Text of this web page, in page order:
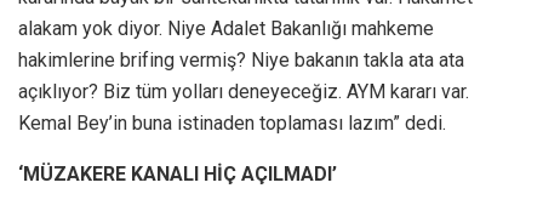
alakam yok diyor. Niye Adalet Bakanlığı mahkeme
hakimlerine brifing vermiş? Niye bakanın takla ata ata
açıklıyor? Biz tüm yolları deneyeceğiz. AYM kararı var.
Kemal Bey’in buna istinaden toplaması lazım” dedi.
‘MÜZAKERE KANALI HİÇ AÇILMADI’